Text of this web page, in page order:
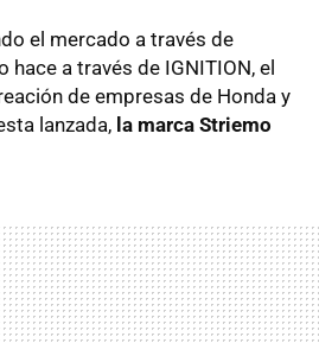
el mercado a través de
hace a través de IGNITION, el
de empresas de Honda y
lanzada, la marca Striemo